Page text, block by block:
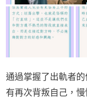
通過掌握了出軌者
有再次背叛自己，